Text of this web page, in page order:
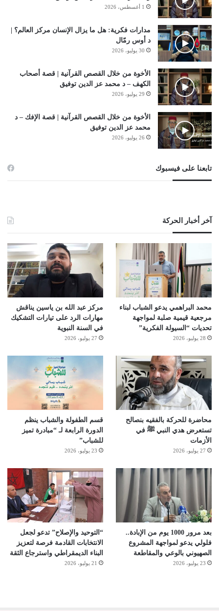
1 أغسطس، 2026
مدارات فكرية: هل ما يزال الإنسان مركز العالم؟ |
د أوس رمّال
30 يوليو، 2026
الأخوة من خلال القصص القرآنية | قصة أصحاب
الكهف – د محمد عز الدين توفيق
29 يوليو، 2026
الأخوة من خلال القصص القرآنية | قصة الإفك – د
محمد عز الدين توفيق
26 يوليو، 2026
تابعنا على فيسبوك
آخر أخبار الحركة
محمد البراهمي يدعو الشباب لبناء
مرجعية قيمية صلبة لمواجهة
تحديات “السيولة الفكرية”
28 يوليو، 2026
مركز عبد الله بن ياسين يناقش
مهارات الرد على تيارات التشكيك
في السنة النبوية
27 يوليو، 2026
محاضرة للحركة بالفقيه بنصالح
تستعرض هدي النبي ﷺ في
الأزمات
27 يوليو، 2026
قسم الطفولة والشباب ينظم
الدورة الرابعة لـ “مبادرة تميز
للشباب”
23 يوليو، 2026
بعد مرور 1000 يوم من الإبادة..
فلولي يدعو لمواجهة المشروع
الصهيوني بالوعي والمقاطعة
23 يوليو، 2026
“التوحيد والإصلاح” تدعو لجعل
الانتخابات القادمة فرصة لتعزيز
البناء الديمقراطي واسترجاع الثقة
21 يوليو، 2026